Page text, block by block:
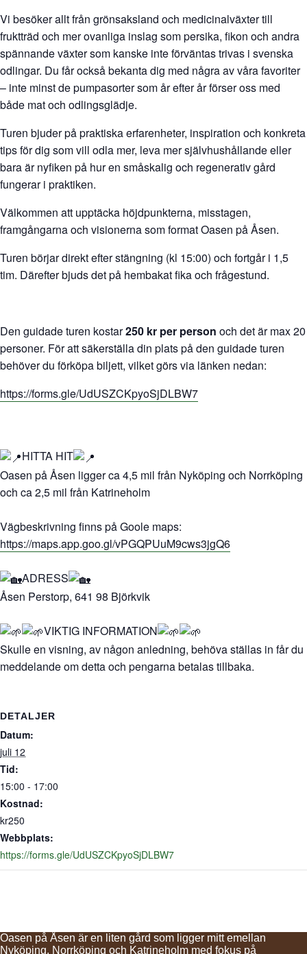
Vi besöker allt från grönsaksland och medicinalväxter till
fruktträd och mer ovanliga inslag som persika, fikon och andra
spännande växter som kanske inte förväntas trivas i svenska
odlingar. Du får också bekanta dig med några av våra favoriter
– inte minst de pumpasorter som år efter år förser oss med
både mat och odlingsglädje.
Turen bjuder på praktiska erfarenheter, inspiration och konkreta
tips för dig som vill odla mer, leva mer självhushållande eller
bara är nyfiken på hur en småskalig och regenerativ gård
fungerar i praktiken.
Välkommen att upptäcka höjdpunkterna, misstagen,
framgångarna och visionerna som format Oasen på Åsen.
Turen börjar direkt efter stängning (kl 15:00) och fortgår i 1,5
tim. Därefter bjuds det på hembakat fika och frågestund.
Den guidade turen kostar250 kr per person och det är max 20
personer. För att säkerställa din plats på den guidade turen
behöver du förköpa biljett, vilket görs via länken nedan:
https://forms.gle/UdUSZCKpyoSjDLBW7
HITTA HIT
Oasen på Åsen ligger ca 4,5 mil från Nyköping och Norrköping
och ca 2,5 mil från Katrineholm
Vägbeskrivning finns på Goole maps:
https://maps.app.goo.gl/vPGQPUuM9cws3jgQ6
ADRESS
Åsen Perstorp, 641 98 Björkvik
VIKTIG INFORMATION
Skulle en visning, av någon anledning, behöva ställas in får du
meddelande om detta och pengarna betalas tillbaka.
DETALJER
Datum:
juli 12
Tid:
15:00 - 17:00
Kostnad:
kr250
Webbplats:
https://forms.gle/UdUSZCKpyoSjDLBW7
Oasen på Åsen är en liten gård som ligger mitt emellan
Nyköping, Norrköping och Katrineholm med fokus på